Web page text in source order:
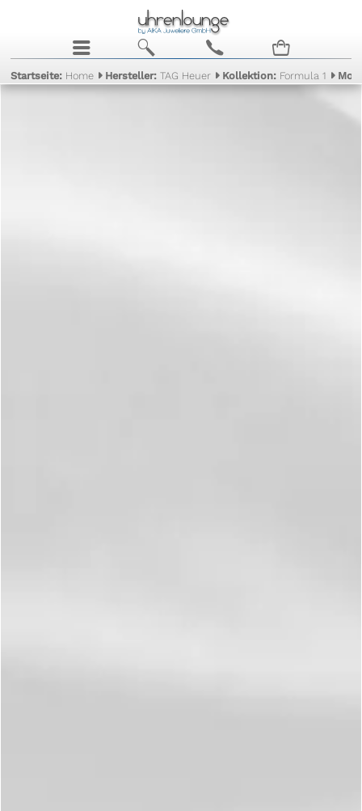
j b c n
Startseite: Home Hersteller:TAG Heuer Kollektion: Formula 1